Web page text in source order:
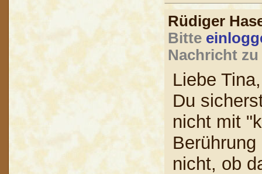
Rüdiger
Bitte
Nachricht
Liebe
Du
nicht mit
nicht, ob